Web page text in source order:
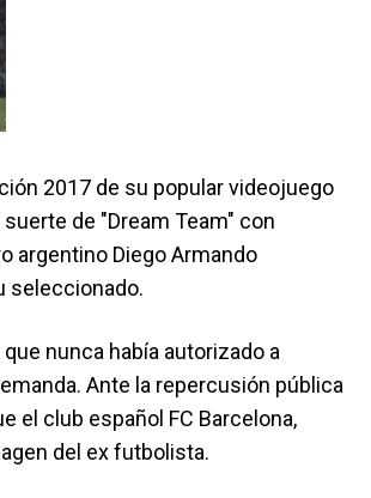
2017 de su popular videojuego
de "Dream Team" con
argentino Diego Armando
seleccionado.
nunca había autorizado a
Ante la repercusión pública
el club español FC Barcelona,
del ex futbolista.